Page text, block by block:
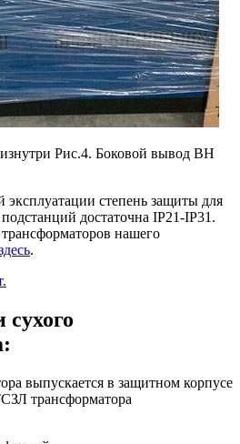
Рис.4. Боковой вывод ВН
эксплуатации степень защиты для
достаточна IP21-IP31.
нашего
.
выпускается в защитном корпусе
трансформатора